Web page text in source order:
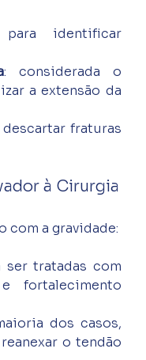
identificar
: considerada o
a extensão da
fraturas
à Cirurgia
com a gravidade:
ser tratadas com
fortalecimento
dos casos,
o tendão